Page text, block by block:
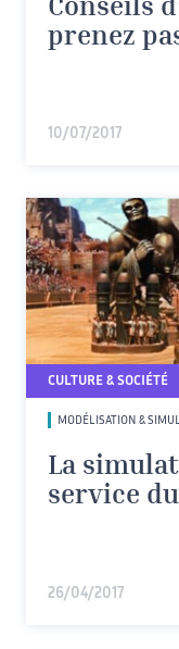
Conseils
prenez
10/07/2017
CULTURE & SOCIÉTÉ
MODÉLISATION &
La
service
26/04/2017